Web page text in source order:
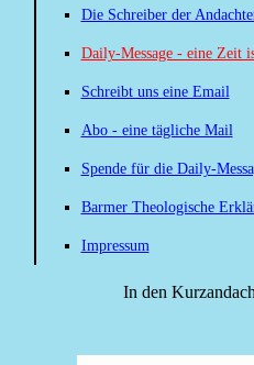
Die Schreiber der
Daily-Message - eine Zeit
Schreibt uns eine Email
Abo - eine tägliche Mail
Spende für die Daily-
Barmer Theologische
Impressum
In den